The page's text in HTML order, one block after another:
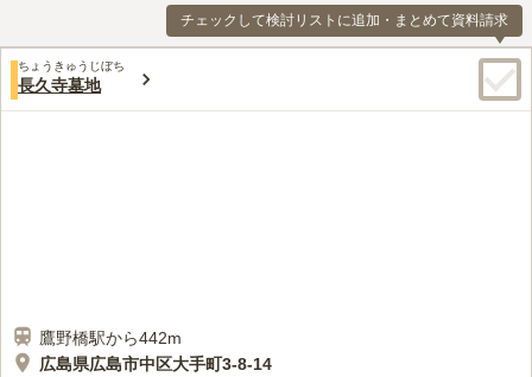
チェックして検討リストに追加・まとめて資料請求
ちょうきゅうじぼち
長久寺墓地
鷹野橋駅から442m
広島県広島市中区大手町3-8-14